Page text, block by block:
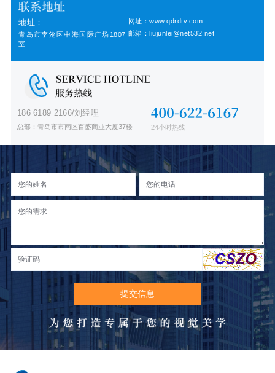
地址：
青岛市李沧区中海国际广场1807
室
网址：www.qdrdtv.com
邮箱：liujunlei@net532.net
186 6189 2166/刘经理
总部：青岛市市南区百盛商业大厦37楼 24小时热线